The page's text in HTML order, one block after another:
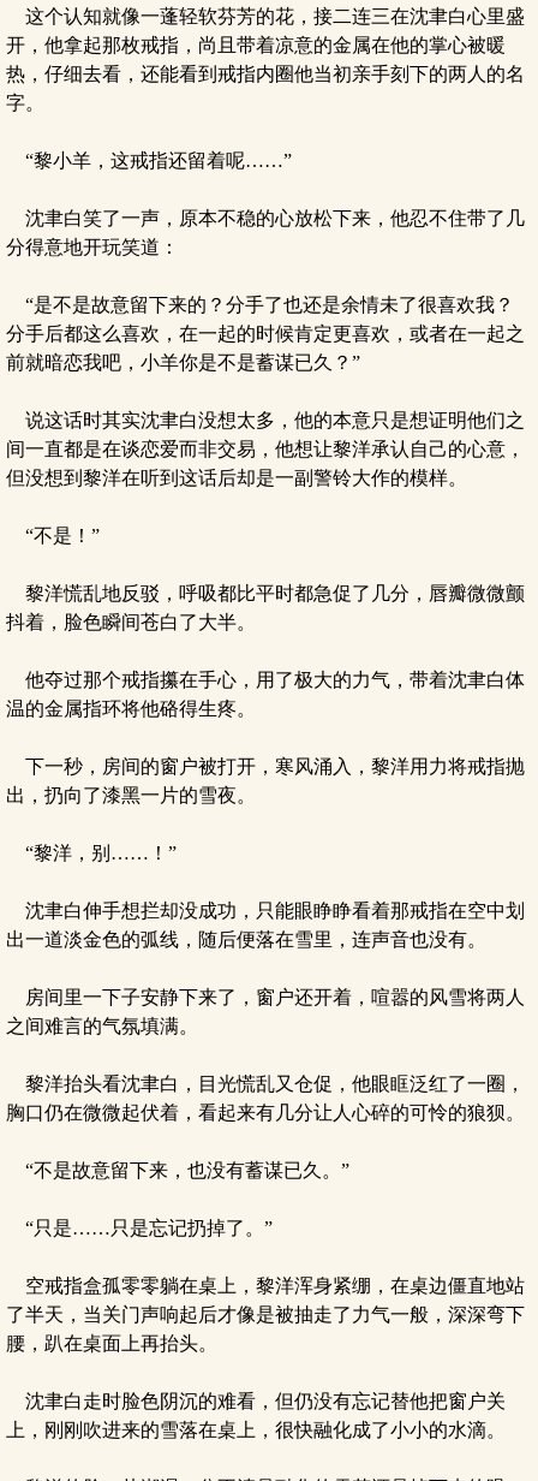
这个认知就像一蓬轻软芬芳的花，接二连三在沈聿白心里盛
开，他拿起那枚戒指，尚且带着凉意的金属在他的掌心被暖
热，仔细去看，还能看到戒指内圈他当初亲手刻下的两人的名
字。
“黎小羊，这戒指还留着呢……”
沈聿白笑了一声，原本不稳的心放松下来，他忍不住带了几
分得意地开玩笑道：
“是不是故意留下来的？分手了也还是余情未了很喜欢我？
分手后都这么喜欢，在一起的时候肯定更喜欢，或者在一起之
前就暗恋我吧，小羊你是不是蓄谋已久？”
说这话时其实沈聿白没想太多，他的本意只是想证明他们之
间一直都是在谈恋爱而非交易，他想让黎洋承认自己的心意，
但没想到黎洋在听到这话后却是一副警铃大作的模样。
“不是！”
黎洋慌乱地反驳，呼吸都比平时都急促了几分，唇瓣微微颤
抖着，脸色瞬间苍白了大半。
他夺过那个戒指攥在手心，用了极大的力气，带着沈聿白体
温的金属指环将他硌得生疼。
下一秒，房间的窗户被打开，寒风涌入，黎洋用力将戒指抛
出，扔向了漆黑一片的雪夜。
“黎洋，别……！”
沈聿白伸手想拦却没成功，只能眼睁睁看着那戒指在空中划
出一道淡金色的弧线，随后便落在雪里，连声音也没有。
房间里一下子安静下来了，窗户还开着，喧嚣的风雪将两人
之间难言的气氛填满。
黎洋抬头看沈聿白，目光慌乱又仓促，他眼眶泛红了一圈，
胸口仍在微微起伏着，看起来有几分让人心碎的可怜的狼狈。
“不是故意留下来，也没有蓄谋已久。”
“只是……只是忘记扔掉了。”
空戒指盒孤零零躺在桌上，黎洋浑身紧绷，在桌边僵直地站
了半天，当关门声响起后才像是被抽走了力气一般，深深弯下
腰，趴在桌面上再抬头。
沈聿白走时脸色阴沉的难看，但仍没有忘记替他把窗户关
上，刚刚吹进来的雪落在桌上，很快融化成了小小的水滴。